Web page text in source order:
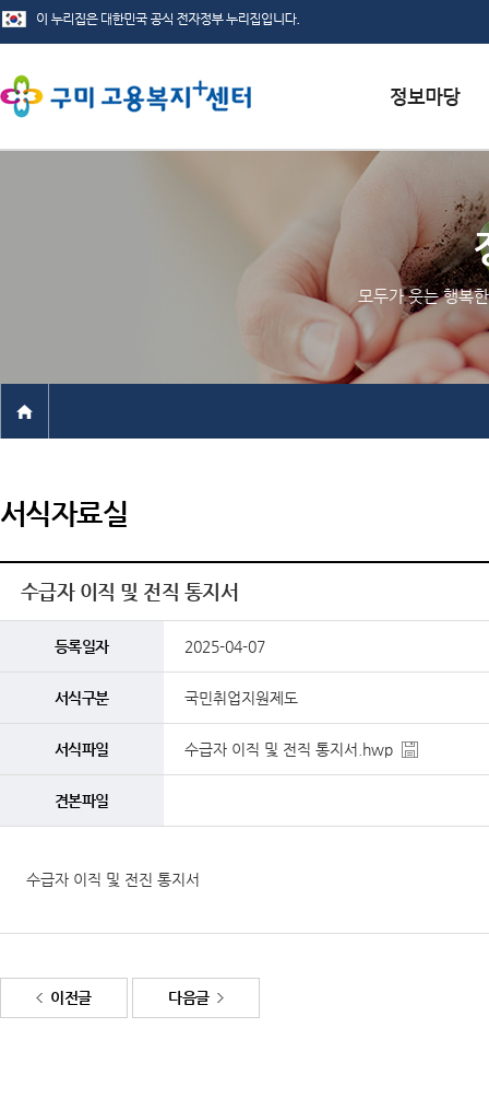
채용정보
인재정보
관련사이트
모두가 웃는 행복
서식자료실
수급자 이직 및 전직 통지서
등록일자 2025-04-07
서식구분 국민취업지원제도
서식파일 수급자 이직 및 전직 통지서.hwp
견본파일
수급자 이직 및 전진 통지서
이전글 다음글